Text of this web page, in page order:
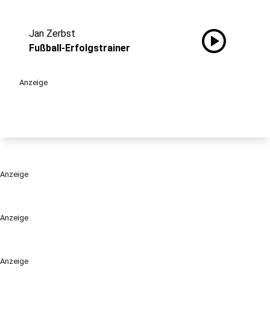
Anzeige
Anzeige
Jan Zerbst
Fußball-Erfolgstrainer
play_circle
Anzeige
Anzeige